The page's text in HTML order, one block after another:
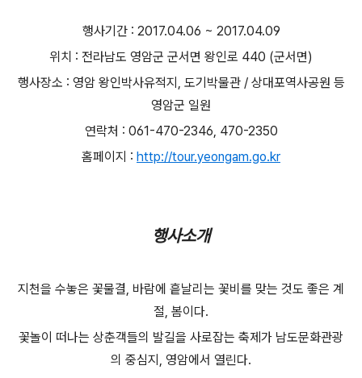
행사기간 : 2017.04.06 ~ 2017.04.09
위치 : 전라남도 영암군 군서면 왕인로 440 (군서면)
행사장소 : 영암 왕인박사유적지, 도기박물관 / 상대포역사공원 등
영암군 일원
연락처 : 061-470-2346, 470-2350
홈페이지 : http://tour.yeongam.go.kr
행사소개
지천을 수놓은 꽃물결, 바람에 흩날리는 꽃비를 맞는 것도 좋은 계
절, 봄이다.
꽃놀이 떠나는 상춘객들의 발길을 사로잡는 축제가 남도문화관광
의 중심지, 영암에서 열린다.